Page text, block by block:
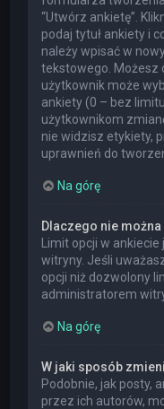
“Utwórz ankietę”.
podaj tytuł ankiety i
należy wpisać w
tekstowego. Możesz
użytkownik może
ankiety (0 – bez
użytkownikom
nie widzisz etykiety,
uprawnień do
Na górę
Dlaczego nie
Limit opcji w
witryny. Jeśli
opcji niż dozwolony
administratorem
Na górę
W jaki sposób
Podobnie, jak posty,
przez ich autorów,